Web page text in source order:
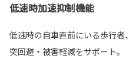
低速時加速抑制機能
低速時の自車直前にいる歩行
突回避・被害軽減をサポート。